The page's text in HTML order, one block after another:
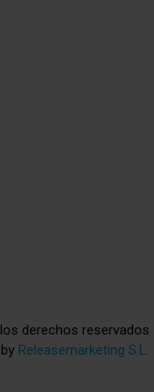
derechos reservados
Releasemarketing S.L.